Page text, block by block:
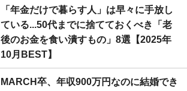
「年金だけで暮らす人」は早々に手放し
ている...50代までに捨てておくべき「老
後のお金を食い潰すもの」8選【2025年
10月BEST】
MARCH卒、年収900万円なのに結婚でき